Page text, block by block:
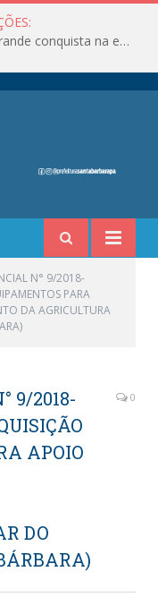
Santa Bárbara do Pará celebra uma grande conquista na educação!
N° 9/2018-
PARA
DA AGRICULTURA
9/2018-
APOIO
DO
0